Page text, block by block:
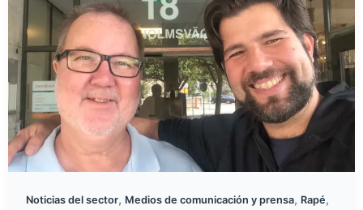
Noticias del sector, Medios de comunicación y prensa, Rapé,